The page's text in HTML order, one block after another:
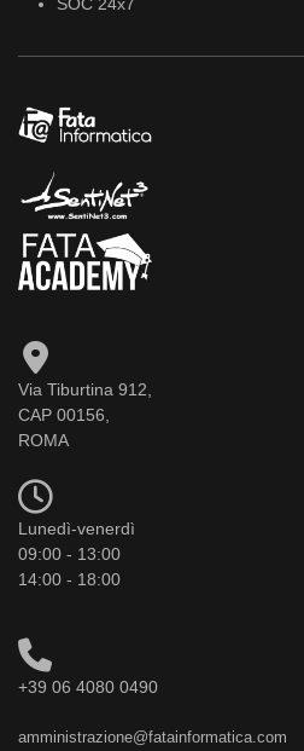
Via Tiburtina 912,
CAP 00156,
ROMA
Lunedì-venerdì
09:00 - 13:00
14:00 - 18:00
+39 06 4080 0490
amministrazione@fatainformatica.com